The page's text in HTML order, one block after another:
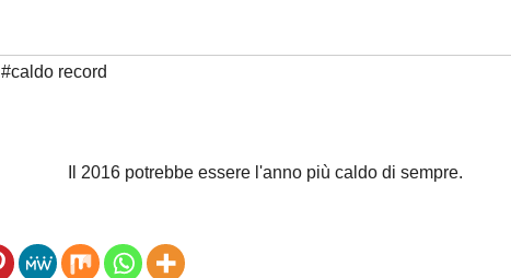
#caldo record
Il 2016 potrebbe essere l'anno più caldo di sempre.